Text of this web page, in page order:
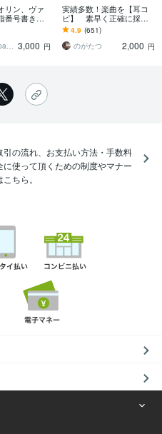
リン、ヴァ
番号書きま
習にお役立
(交響曲、協
曲)
necomu panny 3,000 円
実績多数！楽曲を【耳コ
ピ】 素早く正確に採譜
します 低価格で市販クオ
リティ。様々なジャン
ル・楽器に対応致しま
4.9 (651)
のがたつ
2,000 円
の流れ、お支払い方法・手数料
使って頂くための制度やマナー
ちら。